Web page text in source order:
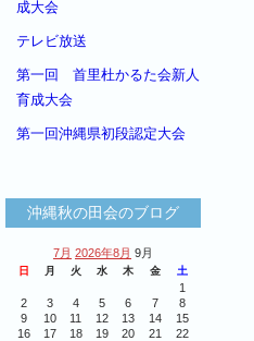
成大会
テレビ放送
第一回 首里杜かるた会新人
育成大会
第一回沖縄県初段認定大会
沖縄秋の田会のブログ
7月 2026年8月 9月
日 月 火 水 木 金 土
1
2
3 4 5 6 7
8
9
10 11 12 13 14
15
16
17 18 19 20 21
22